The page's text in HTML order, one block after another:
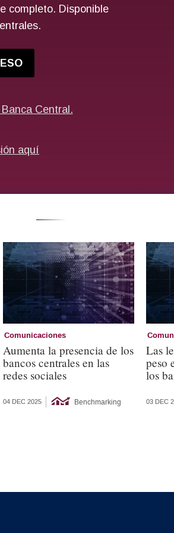
Comunicaciones
Aumenta la presencia de los
bancos centrales en las
redes sociales
04 DEC 2025 Benchmarking
Las
peso
los
03 DEC